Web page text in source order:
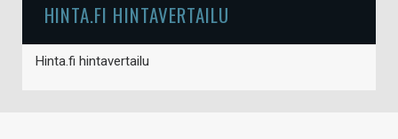
HINTA.FI HINTAVERTAILU
Hinta.fi hintavertailu